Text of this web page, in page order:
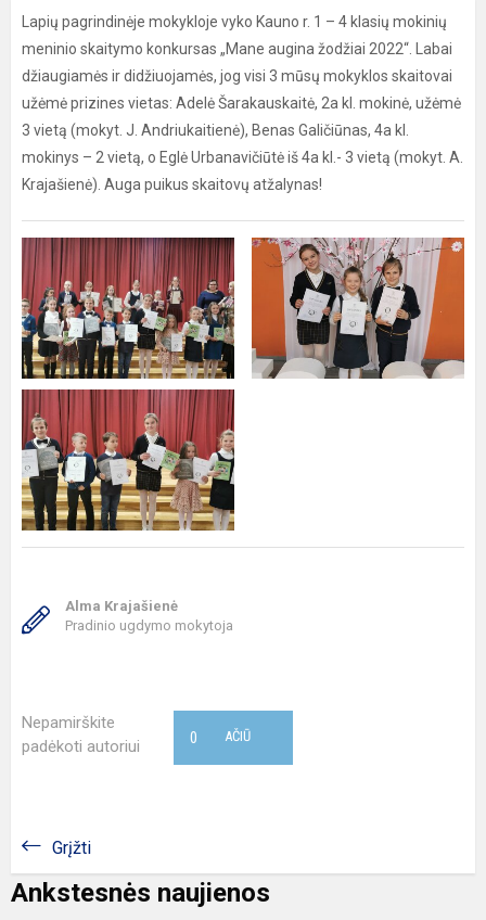
Lapių pagrindinėje mokykloje vyko Kauno r. 1 – 4 klasių mokinių
meninio skaitymo konkursas „Mane augina žodžiai 2022“. Labai
džiaugiamės ir didžiuojamės, jog visi 3 mūsų mokyklos skaitovai
užėmė prizines vietas: Adelė Šarakauskaitė, 2a kl. mokinė, užėmė
3 vietą (mokyt. J. Andriukaitienė), Benas Galičiūnas, 4a kl.
mokinys – 2 vietą, o Eglė Urbanavičiūtė iš 4a kl.- 3 vietą (mokyt. A.
Krajašienė). Auga puikus skaitovų atžalynas!
Alma Krajašienė
Pradinio ugdymo mokytoja
Nepamirškite
padėkoti autoriui
AČIŪ
0
Grįžti
Ankstesnės naujienos